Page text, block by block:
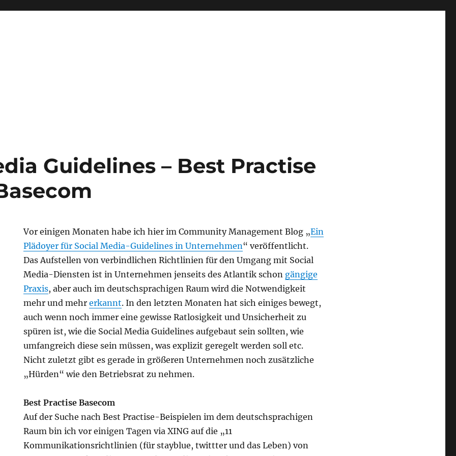
Guidelines – Best Practise
Vor einigen Monaten habe ich hier im Community Management Blog „Ein
Plädoyer für Social Media-Guidelines in Unternehmen“ veröffentlicht.
Das Aufstellen von verbindlichen Richtlinien für den Umgang mit Social
Media-Diensten ist in Unternehmen jenseits des Atlantik schon gängige
Praxis, aber auch im deutschsprachigen Raum wird die Notwendigkeit
mehr und mehrerkannt. In den letzten Monaten hat sich einiges bewegt,
auch wenn noch immer eine gewisse Ratlosigkeit und Unsicherheit zu
spüren ist, wie die Social Media Guidelines aufgebaut sein sollten, wie
umfangreich diese sein müssen, was explizit geregelt werden soll etc.
Nicht zuletzt gibt es gerade in größeren Unternehmen noch zusätzliche
„Hürden“ wie den Betriebsrat zu nehmen.
Best Practise Basecom
Auf der Suche nach Best Practise-Beispielen im dem deutschsprachigen
Raum bin ich vor einigen Tagen via XING auf die „11
Kommunikationsrichtlinien (für stayblue, twittter und das Leben) von